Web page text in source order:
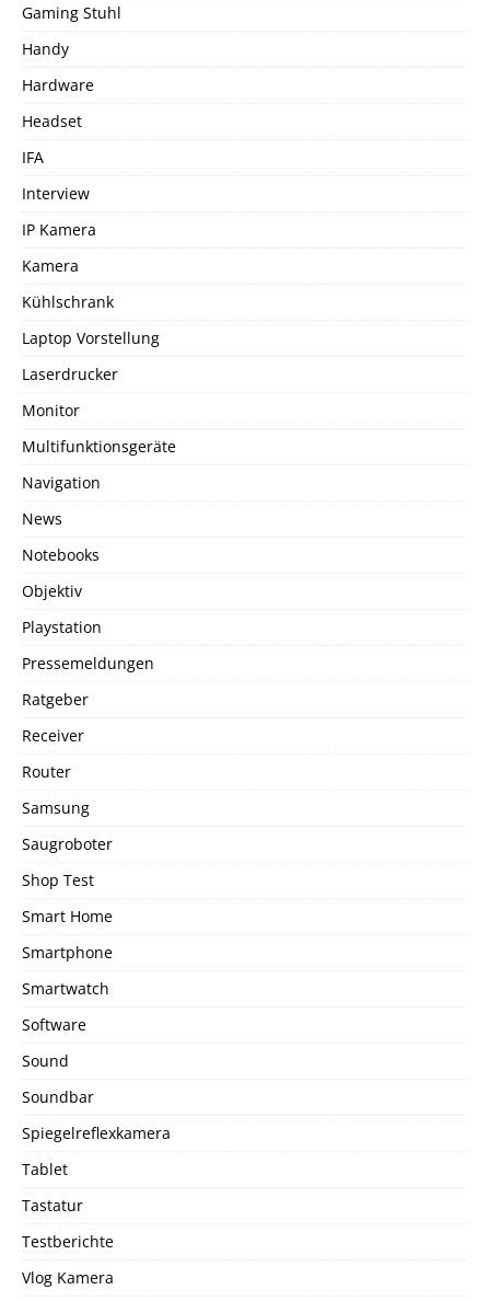
Gaming Stuhl
Handy
Hardware
Headset
IFA
Interview
IP Kamera
Kamera
Kühlschrank
Laptop Vorstellung
Laserdrucker
Monitor
Multifunktionsgeräte
Navigation
News
Notebooks
Objektiv
Playstation
Pressemeldungen
Ratgeber
Receiver
Router
Samsung
Saugroboter
Shop Test
Smart Home
Smartphone
Smartwatch
Software
Sound
Soundbar
Spiegelreflexkamera
Tablet
Tastatur
Testberichte
Vlog Kamera